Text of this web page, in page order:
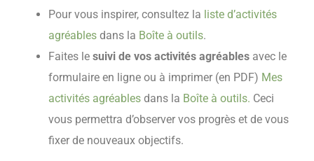
Pour vous inspirer, consultez la liste d’activités
agréablesdans la Boîte à outils.
Faites lesuivi de vos activités agréables avec le
formulaire en ligne ou à imprimer (en PDF) Mes
activités agréables dans la Boîte à outils. Ceci
vous permettra d’observer vos progrès et de vous
fixer de nouveaux objectifs.